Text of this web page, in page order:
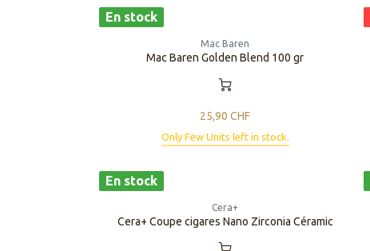
En stock
Mac Baren
Mac Baren Golden Blend 100 gr
25,90 CHF
Only Few Units left in stock.
En stock
Cera+
Cera+ Coupe cigares Nano Zirconia Céramic